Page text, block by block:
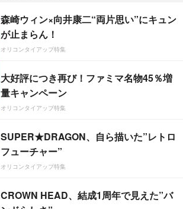
森崎ウィン×向井康二“両片思い”にキュン
が止まらん！
オリコンタイアップ特集
大好評につき再び！ファミマ名物45％増
量キャンペーン
オリコンタイアップ特集
SUPER★DRAGON、自ら描いた”レトロ
フューチャー”
オリコンタイアップ特集
CROWN HEAD、結成1周年で見えた”バ